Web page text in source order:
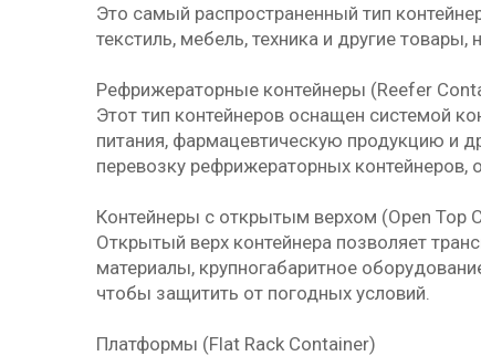
Это самый распространенный тип
текстиль, мебель, техника и другие
Рефрижераторные контейнеры (Reefer
Этот тип контейнеров оснащен системой
питания, фармацевтическую продукцию и
перевозку рефрижераторных контейнеров,
Контейнеры с открытым верхом (Open Top
Открытый верх контейнера позволяет
материалы, крупногабаритное
чтобы защитить от погодных условий.
Платформы (Flat Rack Container)